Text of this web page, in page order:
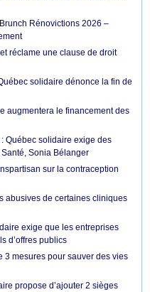
Rénovictions 2026 –
réclame une clause de droit
solidaire dénonce la fin de
augmentera le financement des
: Québec solidaire exige des
Sonia Bélanger
sur la contraception
abusives de certaines cliniques
exige que les entreprises
d’offres publics
3 mesures pour sauver des vies
propose d’ajouter 2 sièges